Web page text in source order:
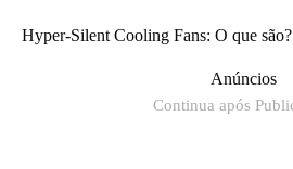
Hyper-Silent Cooling Fans: O que são?
Anúncios
Continua após